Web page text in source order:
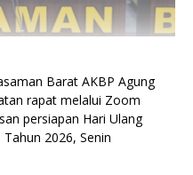
Barat AKBP Agung
rapat melalui Zoom
persiapan Hari Ulang
2026, Senin